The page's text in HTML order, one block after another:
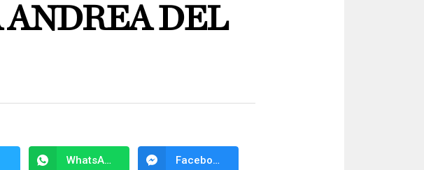
ANDREA DEL
WhatsApp Facebook Messenger